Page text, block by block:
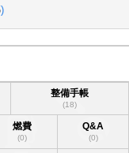
)
整備手帳
(18)
燃費
(0)
Q&A
(0)